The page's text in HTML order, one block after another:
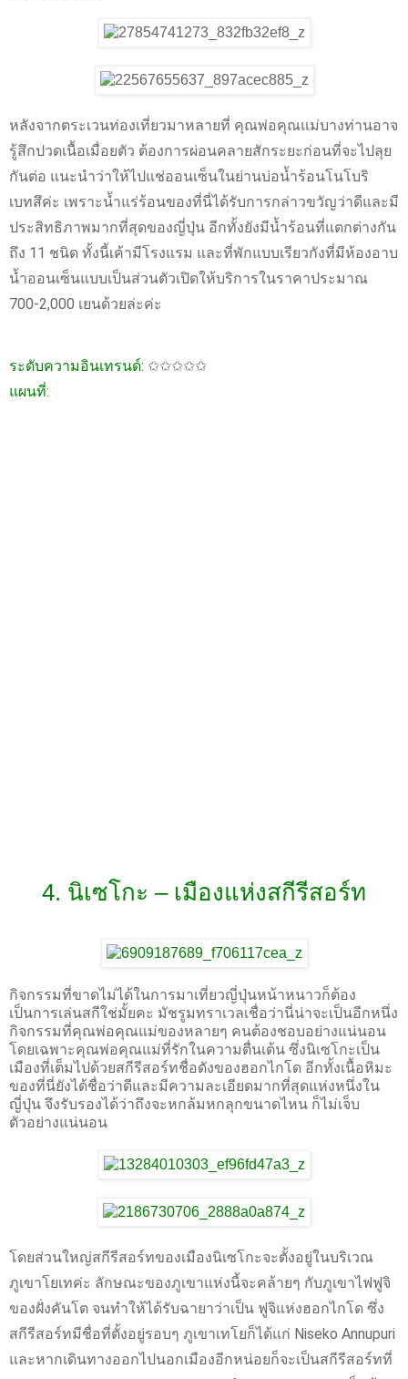
หลังจากตระเวนท่องเที่ยวมาหลายที่ คุณพ่อคุณแม่บางท่านอาจ
รู้สึกปวดเนื้อเมื่อยตัว ต้องการผ่อนคลายสักระยะก่อนที่จะไปลุย
กันต่อ แนะนำว่าให้ไปแช่ออนเซ็นในย่านบ่อน้ำร้อนโนโบริ
เบทสึค่ะ เพราะน้ำแร่ร้อนของที่นี่ได้รับการกล่าวขวัญว่าดีและมี
ประสิทธิภาพมากที่สุดของญี่ปุ่น อีกทั้งยังมีน้ำร้อนที่แตกต่างกัน
ถึง 11 ชนิด ทั้งนี้เค้ามีโรงแรม และที่พักแบบเรียวกังที่มีห้องอาบ
น้ำออนเซ็นแบบเป็นส่วนตัวเปิดให้บริการในราคาประมาณ
700-2,000 เยนด้วยล่ะค่ะ
ระดับความอินเทรนด์: ✩✩✩✩✩
แผนที่:
4. นิเซโกะ – เมืองแห่งสกีรีสอร์ท
กิจกรรมที่ขาดไม่ได้ในการมาเที่ยวญี่ปุ่นหน้าหนาวก็ต้อง
เป็นการเล่นสกีใช่มั้ยคะ มัชรูมทราเวลเชื่อว่านี่น่าจะเป็นอีกหนึ่ง
กิจกรรมที่คุณพ่อคุณแม่ของหลายๆ คนต้องชอบอย่างแน่นอน
โดยเฉพาะคุณพ่อคุณแม่ที่รักในความตื่นเต้น ซึ่งนิเซโกะเป็น
เมืองที่เต็มไปด้วยสกีรีสอร์ทชื่อดังของฮอกไกโด อีกทั้งเนื้อหิมะ
ของที่นี่ยังได้ชื่อว่าดีและมีความละเอียดมากที่สุดแห่งหนึ่งใน
ญี่ปุ่น จึงรับรองได้ว่าถึงจะหกล้มหกลุกขนาดไหน ก็ไม่เจ็บ
ตัวอย่างแน่นอน
โดยส่วนใหญ่สกีรีสอร์ทของเมืองนิเซโกะจะตั้งอยู่ในบริเวณ
ภูเขาโยเทค่ะ ลักษณะของภูเขาแห่งนี้จะคล้ายๆ กับภูเขาไฟฟูจิ
ของฝั่งคันโต จนทำให้ได้รับฉายาว่าเป็น ฟูจิแห่งฮอกไกโด ซึ่ง
สกีรีสอร์ทมีชื่อที่ตั้งอยู่รอบๆ ภูเขาเทโยก็ได้แก่ Niseko Annupuri
และหากเดินทางออกไปนอกเมืองอีกหน่อยก็จะเป็นสกีรีสอร์ทที่